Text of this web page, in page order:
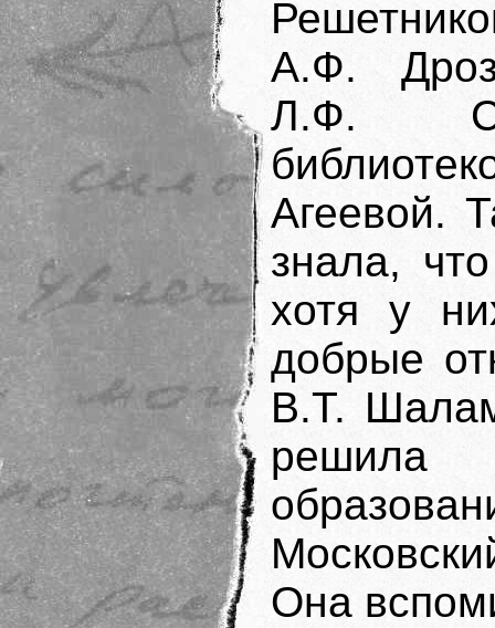
А.Ф.
Л.Ф.
Агеевой.
знала,
хотя у
добрые
В.Т.
Она